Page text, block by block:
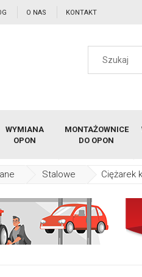
O NAS KONTAKT
WYMIANA
OPON
MONTAŻOWNICE
DO OPON
Stalowe Ciężarek